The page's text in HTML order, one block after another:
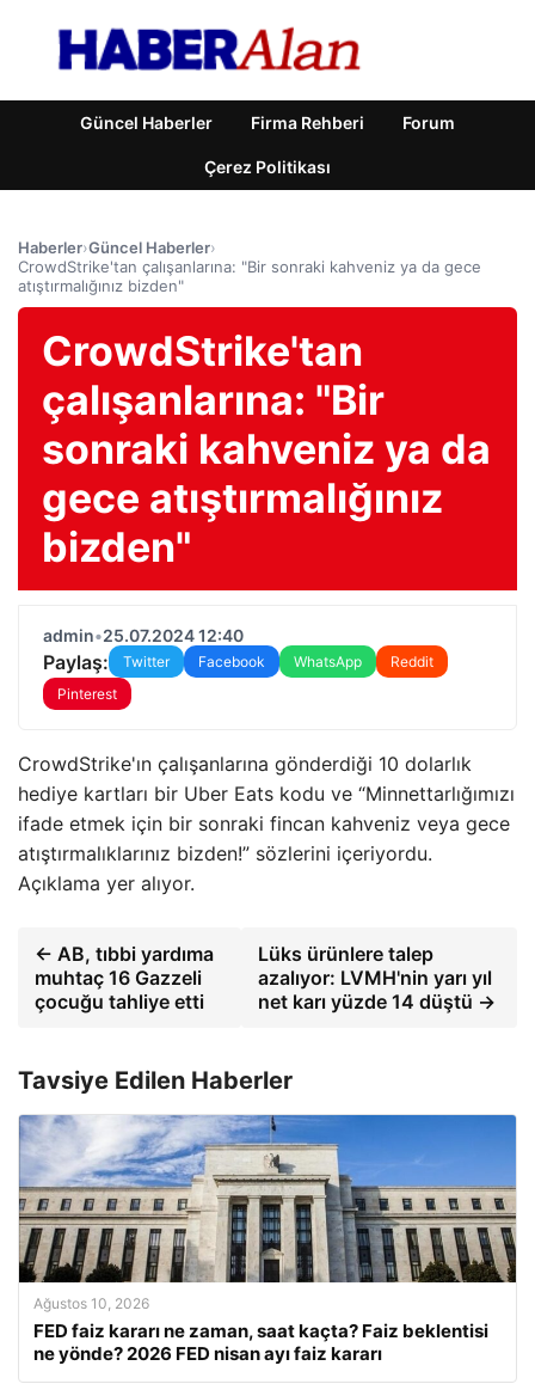
Güncel Haberler Firma Rehberi Forum
Çerez Politikası
Haberler›Güncel Haberler›
CrowdStrike'tan çalışanlarına: "Bir sonraki kahveniz ya da gece
atıştırmalığınız bizden"
CrowdStrike'tan
çalışanlarına: "Bir
sonraki kahveniz ya da
gece atıştırmalığınız
bizden"
admin•25.07.2024 12:40
Paylaş: Twitter Facebook WhatsApp
Reddit
Pinterest
CrowdStrike'ın çalışanlarına gönderdiği 10 dolarlık
hediye kartları bir Uber Eats kodu ve “Minnettarlığımızı
ifade etmek için bir sonraki fincan kahveniz veya gece
atıştırmalıklarınız bizden!” sözlerini içeriyordu.
Açıklama yer alıyor.
← AB, tıbbi yardıma
muhtaç 16 Gazzeli
çocuğu tahliye etti
Lüks ürünlere talep
azalıyor: LVMH'nin yarı yıl
net karı yüzde 14 düştü →
Tavsiye Edilen Haberler
Ağustos 10, 2026
FED faiz kararı ne zaman, saat kaçta? Faiz beklentisi
ne yönde? 2026 FED nisan ayı faiz kararı